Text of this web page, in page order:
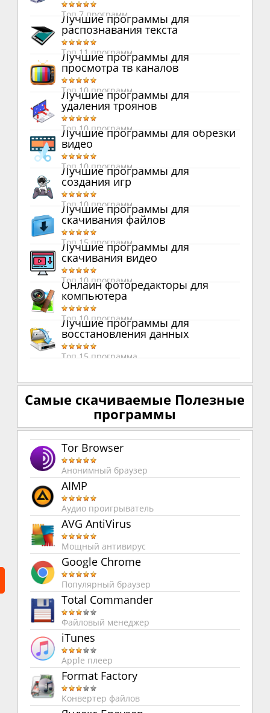
Топ 7 программ
Лучшие программы для
распознавания текста
Топ 11 программ
Лучшие программы для
просмотра тв каналов
Топ 10 программ
Лучшие программы для
удаления троянов
Топ 10 программ
Лучшие программы для обрезки
видео
Топ 10 программ
Лучшие программы для
создания игр
Топ 10 программ
Лучшие программы для
скачивания файлов
Топ 15 программ
Лучшие программы для
скачивания видео
Топ 10 программ
Онлайн фоторедакторы для
компьютера
Топ 10 программ
Лучшие программы для
восстановления данных
Топ 15 программа
Самые скачиваемые Полезные
программы
Tor Browser
Анонимный браузер
AIMP
Аудио проигрыватель
AVG AntiVirus
Мощный антивирус
Google Chrome
Популярный браузер
Total Commander
Файловый менеджер
iTunes
Apple плеер
Format Factory
Конвертер файлов